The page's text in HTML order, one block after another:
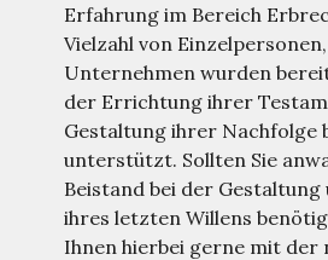
Erfahrung im Bereich
Vielzahl von
Unternehmen wurden
der Errichtung ihrer
Gestaltung ihrer Nachfolge
unterstützt. Sollten Sie
Beistand bei der
ihres letzten Willens
Ihnen hierbei gerne mit der